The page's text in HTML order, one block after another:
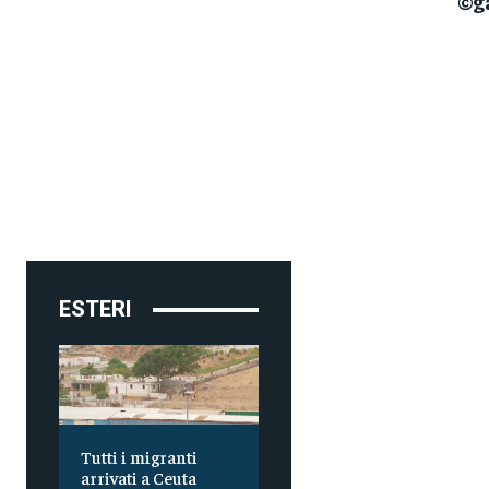
ESTERI
Tutti i migranti
arrivati a Ceuta